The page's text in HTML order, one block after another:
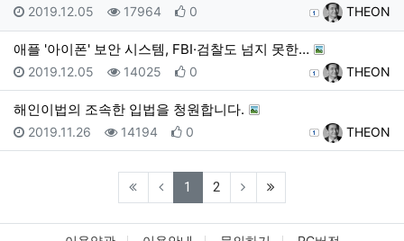
등록자 THEON
등록일
2019.12.05 조회
17964 추천
0
애플 '아이폰' 보안 시스템, FBI·검찰도 넘지 못한…
등록자 THEON
등록일
2019.12.05 조회
14025 추천
0
해인이법의 조속한 입법을 청원합니다.
등록자 THEON
등록일
2019.11.26 조회
14194 추천
0
1 (current)
2 (last)